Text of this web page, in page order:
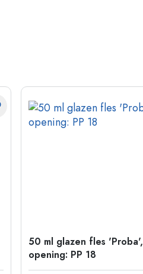
50 ml glazen fles 'Proba',
opening: PP 18